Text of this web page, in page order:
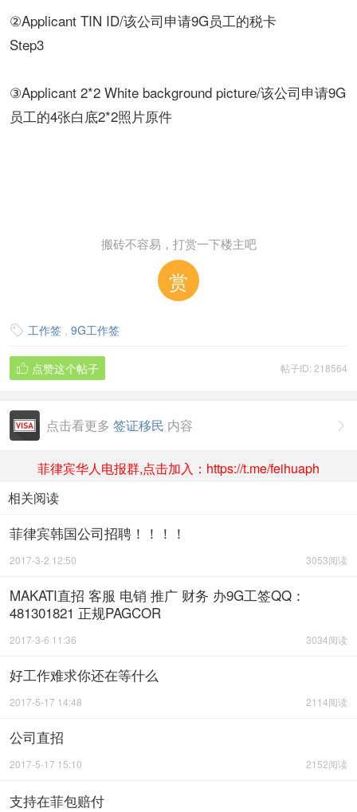
②Applicant TIN ID/该公司申请9G员工的税卡
Step3
③Applicant 2*2 White background picture/该公司申请9G
员工的4张白底2*2照片原件
搬砖不容易，打赏一下楼主吧
赏
 工作签 , 9G工作签
帖子ID: 218564
 点赞这个帖子

点击看更多 签证移民 内容
菲律宾华人电报群,点击加入：https://t.me/feihuaph
相关阅读
菲律宾韩国公司招聘！！！！
3053阅读
2017-3-2 12:50
MAKATI直招 客服 电销 推广 财务 办9G工签QQ：
481301821 正规PAGCOR
3034阅读
2017-3-6 11:36
好工作难求你还在等什么
2114阅读
2017-5-17 14:48
公司直招
2152阅读
2017-5-17 15:10
支持在菲包赔付